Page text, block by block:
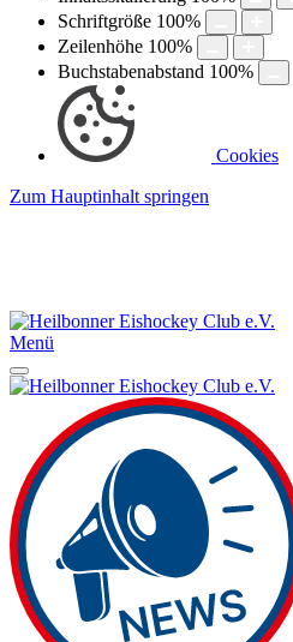
Schriftgröße 100%
Zeilenhöhe 100%
Buchstabenabstand 100%
Cookies
Zum Hauptinhalt springen
Menü